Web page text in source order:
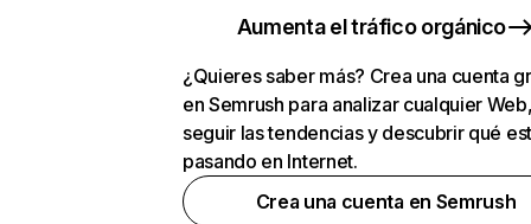
Aumenta el tráfico orgánico
¿Quieres saber más? Crea una cuenta
en Semrush para analizar cualquier
seguir las tendencias y descubrir qué
pasando en Internet.
Crea una cuenta en Semrush